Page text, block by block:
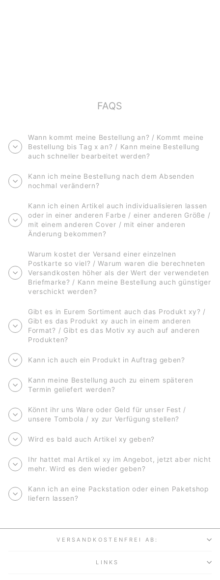
FAQS
Wann kommt meine Bestellung an? / Kommt meine
Bestellung bis Tag x an? / Kann meine Bestellung
auch schneller bearbeitet werden?
Kann ich meine Bestellung nach dem Absenden
nochmal verändern?
Kann ich einen Artikel auch individualisieren lassen
oder in einer anderen Farbe / einer anderen Größe /
mit einem anderen Cover / mit einer anderen
Änderung bekommen?
Warum kostet der Versand einer einzelnen
Postkarte so viel? / Warum waren die berechneten
Versandkosten höher als der Wert der verwendeten
Briefmarke? / Kann meine Bestellung auch günstiger
verschickt werden?
Gibt es in Eurem Sortiment auch das Produkt xy? /
Gibt es das Produkt xy auch in einem anderen
Format? / Gibt es das Motiv xy auch auf anderen
Produkten?
Kann ich auch ein Produkt in Auftrag geben?
Kann meine Bestellung auch zu einem späteren
Termin geliefert werden?
Könnt ihr uns Ware oder Geld für unser Fest /
unsere Tombola / xy zur Verfügung stellen?
Wird es bald auch Artikel xy geben?
Ihr hattet mal Artikel xy im Angebot, jetzt aber nicht
mehr. Wird es den wieder geben?
Kann ich an eine Packstation oder einen Paketshop
liefern lassen?
VERSANDKOSTENFREI AB:
LINKS